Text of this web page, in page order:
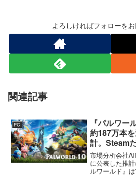
よろしければフォローを
関連記事
PC
『パルワー
約187万本
計。Steam
計3050万本
市場分析会社
に公表した推
ルワールド』
ース後、